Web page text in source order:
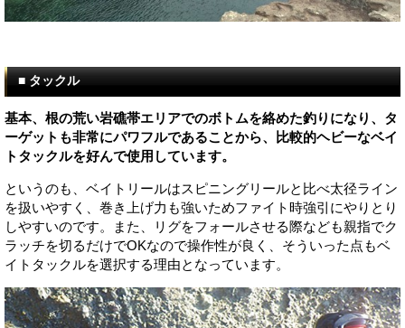
■ タックル
基本、根の荒い岩礁帯エリアでのボトムを絡めた釣りになり、タ
ーゲットも非常にパワフルであることから、比較的ヘビーなベイ
トタックルを好んで使用しています。
というのも、ベイトリールはスピニングリールと比べ太径ライン
を扱いやすく、巻き上げ力も強いためファイト時強引にやりとり
しやすいのです。また、リグをフォールさせる際なども親指でク
ラッチを切るだけでOKなので操作性が良く、そういった点もベ
イトタックルを選択する理由となっています。